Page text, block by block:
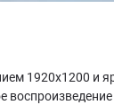
1920x1200 и